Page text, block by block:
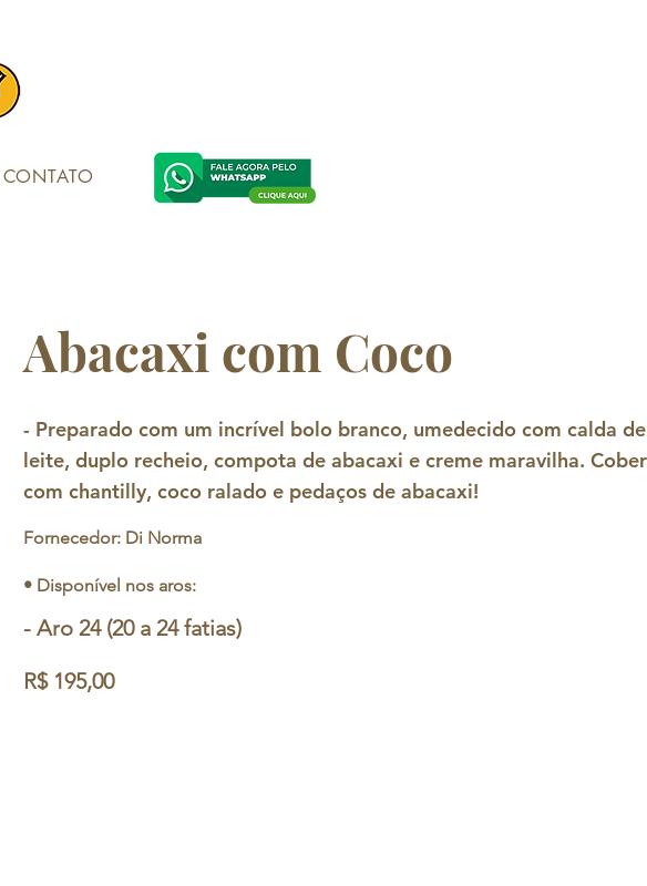
CONTATO
Abacaxi com Coco
- Preparado com um incrível bolo branco, umedecido com calda de
leite, duplo recheio, compota de abacaxi e creme maravilha.
com chantilly, coco ralado e pedaços de abacaxi!
Fornecedor: Di Norma
• Disponível nos aros:
- Aro 24 (20 a 24 fatias)
R$ 195,00